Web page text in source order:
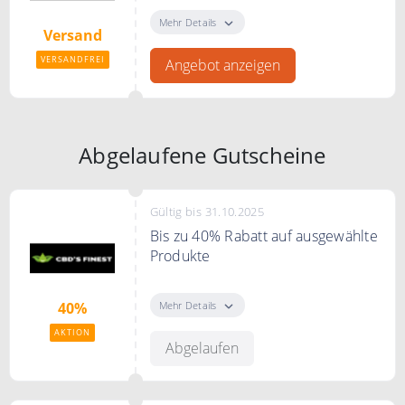
Versand
VERSANDFREI
von Deutschland kostenfrei
Mehr Details
Angebot anzeigen
Abgelaufene Gutscheine
40%
AKTION
Gültig bis 31.10.2025
Bis zu 40% Rabatt auf ausgewählte
Produkte
Produkte
Mehr Details
Abgelaufen